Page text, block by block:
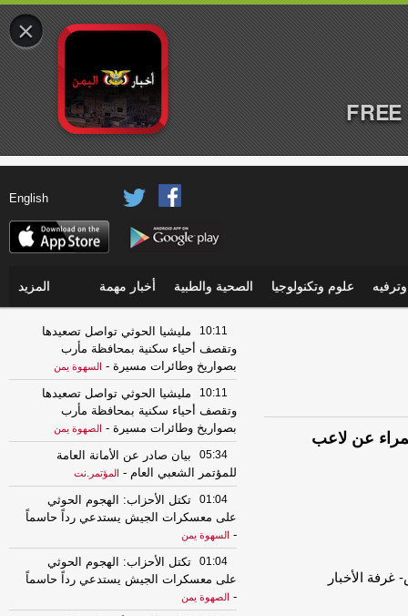
English
علوم وتكنولوجيا الصحية والطبية أخبار مهمة المزيد
عن لاعب
10:11
مليشيا الحوثي تواصل تصعيدها
وتقصف أحياء سكنية بمحافظة مأرب
بصواريخ وطائرات مسيرة - السهوة يمن
10:11
مليشيا الحوثي تواصل تصعيدها
وتقصف أحياء سكنية بمحافظة مأرب
بصواريخ وطائرات مسيرة - الصهوة يمن
05:34
بيان صادر عن الأمانة العامة
للمؤتمر الشعبي العام - المؤتمر.نت
01:04
تكتل الأحزاب: الهجوم الحوثي
على معسكرات الجيش يستدعي رداً حاسماً
-
السهوة يمن
01:04
تكتل الأحزاب: الهجوم الحوثي
على معسكرات الجيش يستدعي رداً حاسماً
-
الصهوة يمن
×